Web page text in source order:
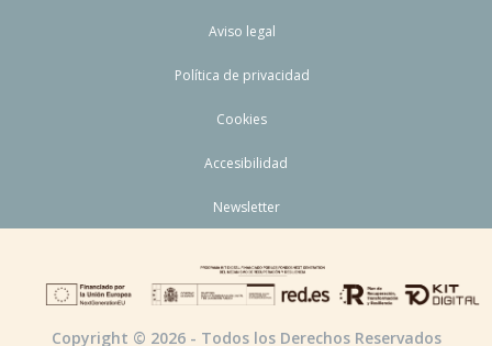
Aviso legal
Política de privacidad
Cookies
Accesibilidad
Newsletter
Copyright © 2026 - Todos los Derechos Reservados